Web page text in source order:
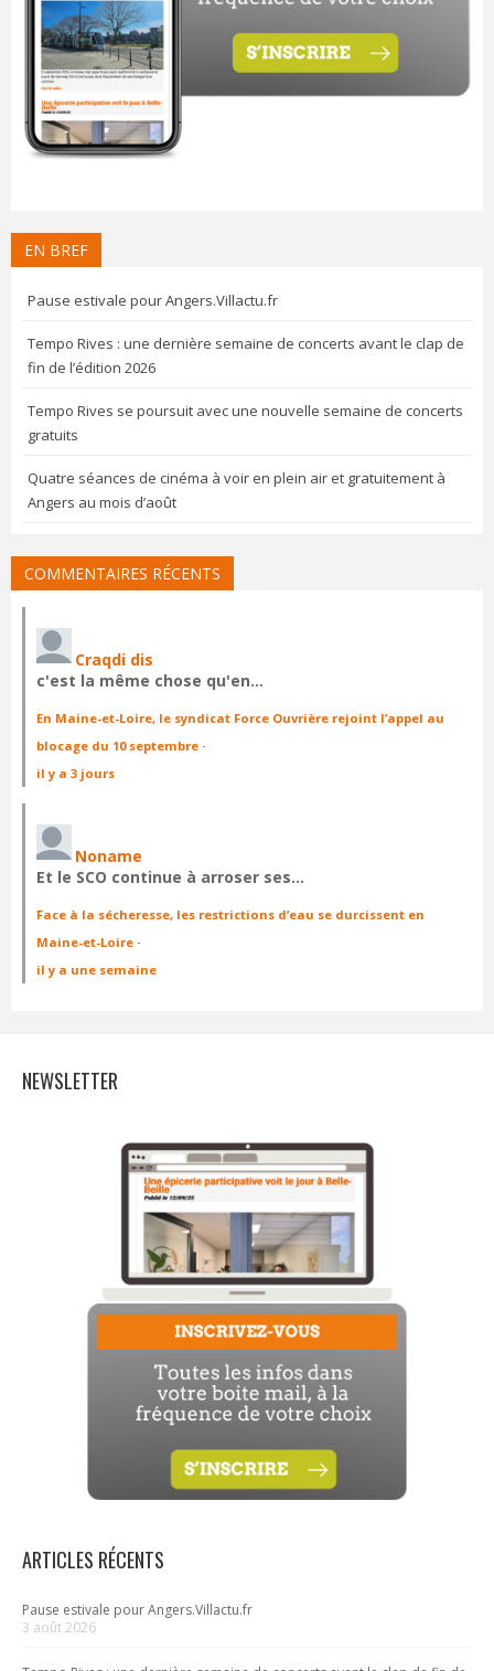
EN BREF
Pause estivale pour Angers.Villactu.fr
Tempo Rives : une dernière semaine de concerts avant le clap de
fin de l’édition 2026
Tempo Rives se poursuit avec une nouvelle semaine de concerts
gratuits
Quatre séances de cinéma à voir en plein air et gratuitement à
Angers au mois d’août
COMMENTAIRES RÉCENTS
Craqdi dis
c'est la même chose qu'en…
En Maine-et-Loire, le syndicat Force Ouvrière rejoint l’appel au
blocage du 10 septembre ·
il y a 3 jours
Noname
Et le SCO continue à arroser ses…
Face à la sécheresse, les restrictions d’eau se durcissent en
Maine-et-Loire ·
il y a une semaine
NEWSLETTER
ARTICLES RÉCENTS
Pause estivale pour Angers.Villactu.fr
3 août 2026